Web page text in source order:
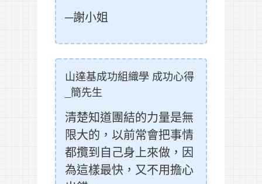
─謝小姐
山達基成功組織學 成功心得
_簡先生
清楚知道團結的力量是無
限大的，以前常會把事情
都攬到自己身上來做，因
為這樣最快，又不用擔心